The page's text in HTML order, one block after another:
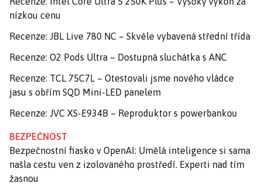
nízkou cenu
Recenze: JBL Live 780 NC – Skvěle vybavená střední třída
Recenze: O2 Pods Ultra – Dostupná sluchátka s ANC
Recenze: TCL 75C7L – Otestovali jsme nového vládce
jasu s obřím SQD Mini-LED panelem
Recenze: JVC XS-E934B – Reproduktor s powerbankou
BEZPEČNOST
Bezpečnostní fiasko v OpenAI: Umělá inteligence si sama
našla cestu ven z izolovaného prostředí. Experti nad tím
žasnou